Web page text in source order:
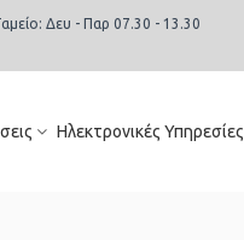
Δευ - Παρ 07.30 - 13.30
Ηλεκτρονικές Υπηρεσίες